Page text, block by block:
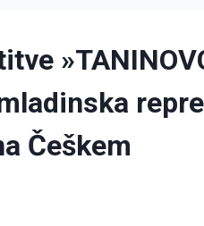
Češkem